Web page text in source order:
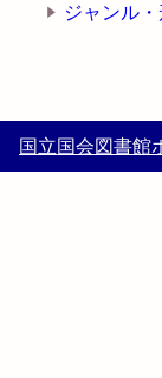
ジャンル
国立国会図書館